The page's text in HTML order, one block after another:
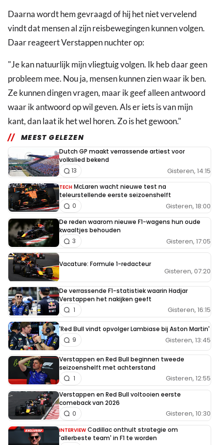
Daarna wordt hem gevraagd of hij het niet vervelend
vindt dat mensen al zijn reisbewegingen kunnen volgen.
Daar reageert Verstappen nuchter op:
"Je kan natuurlijk mijn vliegtuig volgen. Ik heb daar geen
probleem mee. Nou ja, mensen kunnen zien waar ik ben.
Ze kunnen dingen vragen, maar ik geef alleen antwoord
waar ik antwoord op wil geven. Als er iets is van mijn
kant, dan laat ik het wel horen. Zo is het gewoon."
MEEST GELEZEN
Dutch GP maakt verrassende artiest voor
volkslied bekend
Gisteren, 14:15
13
TECH McLaren wacht nieuwe test na
teleurstellende eerste seizoenshelft
Gisteren, 18:00
0
De reden waarom nieuwe F1-wagens hun oude
kwaaltjes behouden
Gisteren, 17:05
3
Vacature: Formule 1-redacteur
Gisteren, 07:20
De verrassende F1-statistiek waarin Hadjar
Verstappen het nakijken geeft
Gisteren, 16:15
1
'Red Bull vindt opvolger Lambiase bij Aston Martin'
Gisteren, 13:45
9
Verstappen en Red Bull beginnen tweede
seizoenshelft met achterstand
Gisteren, 12:55
1
Verstappen en Red Bull voltooien eerste
comeback van 2026
Gisteren, 10:30
0
INTERVIEW Cadillac onthult strategie om
'allerbeste team' in F1 te worden